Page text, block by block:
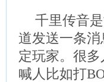
千里传音
道发送一条
定玩家。很
喊人比如打